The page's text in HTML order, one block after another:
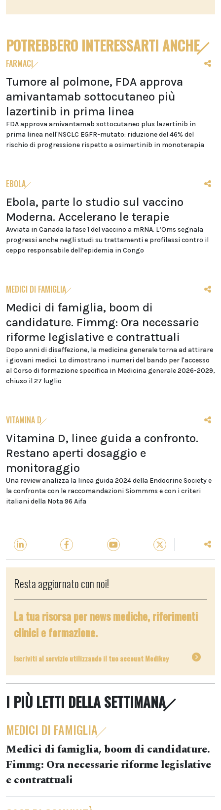
POTREBBERO INTERESSARTI ANCHE
FARMACI
Tumore al polmone, FDA approva
amivantamab sottocutaneo più
lazertinib in prima linea
FDA approva amivantamab sottocutaneo plus lazertinib in
prima linea nell'NSCLC EGFR-mutato: riduzione del 46% del
rischio di progressione rispetto a osimertinib in monoterapia
EBOLA
Ebola, parte lo studio sul vaccino
Moderna. Accelerano le terapie
Avviata in Canada la fase 1 del vaccino a mRNA. L’Oms segnala
progressi anche negli studi su trattamenti e profilassi contro il
ceppo responsabile dell’epidemia in Congo
MEDICI DI FAMIGLIA
Medici di famiglia, boom di
candidature. Fimmg: Ora necessarie
riforme legislative e contrattuali
Dopo anni di disaffezione, la medicina generale torna ad attirare
i giovani medici. Lo dimostrano i numeri del bando per l'accesso
al Corso di formazione specifica in Medicina generale 2026-2029,
chiuso il 27 luglio
VITAMINA D
Vitamina D, linee guida a confronto.
Restano aperti dosaggio e
monitoraggio
Una review analizza la linea guida 2024 della Endocrine Society e
la confronta con le raccomandazioni Siommms e con i criteri
italiani della Nota 96 Aifa
Resta aggiornato con noi!
La tua risorsa per news mediche, riferimenti
clinici e formazione.
Iscriviti al servizio utilizzando il tuo account Medikey
I PIÙ LETTI DELLA SETTIMANA
MEDICI DI FAMIGLIA
Medici di famiglia, boom di candidature.
Fimmg: Ora necessarie riforme legislative
e contrattuali